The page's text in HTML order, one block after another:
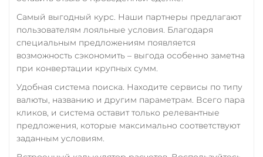
XLM
SUI SONIC
Utopia USD (UUSD)
VeChain (VET)
Verge (XVG)
WAVES
Wrapped Bitcoin (WBTC)
Wrapped Ethereum (WETH)
THETA
Tornado Cash (TORN)
TrueUSD (TUSD)
TRUMP
Элкарт KGS
Самый выгодный курс. Наши партнеры предлагают
пользователям лояльные условия. Благодаря
специальным предложениям появляется
возможность сэкономить – выгода особенно заметна
при конвертации крупных сумм.
Удобная система поиска. Находите сервисы по типу
валюты, названию и другим параметрам. Всего пара
кликов, и система оставит только релевантные
предложения, которые максимально соответствуют
заданным условиям.